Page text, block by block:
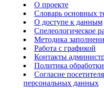
О проекте
Словарь основных
О доступе к данным
Спелеологическое
Методика
Работа с графикой
Контакты
Политика
Согласие
персональных данных